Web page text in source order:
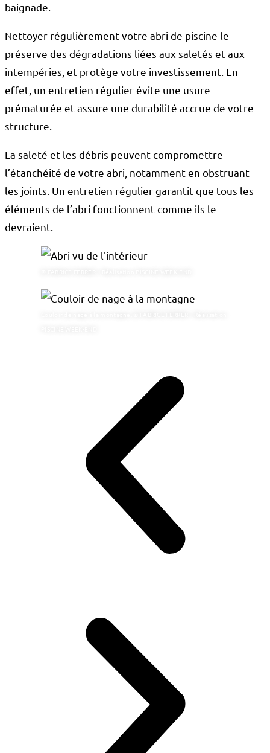
baignade.
Nettoyer régulièrement votre abri de piscine le
préserve des dégradations liées aux saletés et aux
intempéries, et protège votre investissement. En
effet, un entretien régulier évite une usure
prématurée et assure une durabilité accrue de votre
structure.
La saleté et les débris peuvent compromettre
l’étanchéité de votre abri, notamment en obstruant
les joints. Un entretien régulier garantit que tous les
éléments de l’abri fonctionnent comme ils le
devraient.